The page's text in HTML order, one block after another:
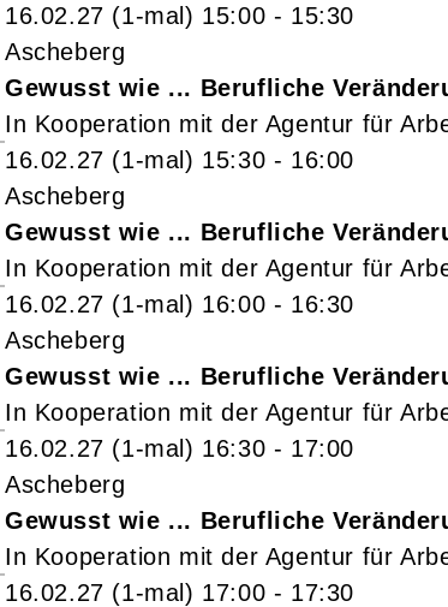
16.02.27 (1-mal) 15:00 - 15:30
Ascheberg
Gewusst wie ... Berufliche
In Kooperation mit der Agentur für
16.02.27 (1-mal) 15:30 - 16:00
Ascheberg
Gewusst wie ... Berufliche
In Kooperation mit der Agentur für
16.02.27 (1-mal) 16:00 - 16:30
Ascheberg
Gewusst wie ... Berufliche
In Kooperation mit der Agentur für
16.02.27 (1-mal) 16:30 - 17:00
Ascheberg
Gewusst wie ... Berufliche
In Kooperation mit der Agentur für
16.02.27 (1-mal) 17:00 - 17:30